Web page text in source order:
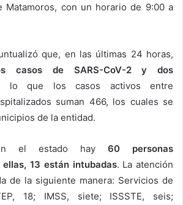
Matamoros, con un horario de 9:00 a
que, en las últimas 24 horas,
casos de SARS-CoV-2 y dos
lo que los casos activos entre
suman 466, los cuales se
de la entidad.
el estado hay 60 personas
13 están intubadas. La atención
de la siguiente manera: Servicios de
18; IMSS, siete; ISSSTE, seis;